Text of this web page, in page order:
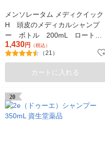
メンソレータム メディクイック
H 頭皮のメディカルシャンプ
ー ボトル 200mL ロート製
薬 ふけ・かゆみを防ぐ 頭皮の
環境改善
1,430円 （税込）
（21）
カートに入れる
20